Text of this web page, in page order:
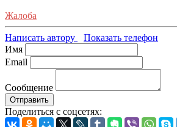
Жалоба
Написать автору
Показать телефон
Имя
Email
Сообщение
Отправить
Поделиться с соцсетях: